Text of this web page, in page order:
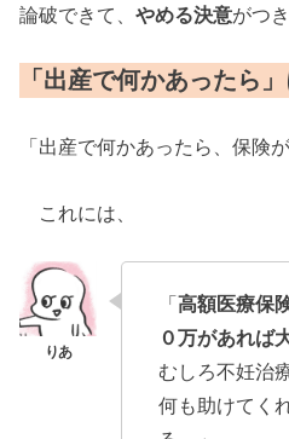
論破できて、やめる決意がつ
「出産で何かあったら
「出産で何かあったら、保険
これには、
「高額医療保
０万があれば
むしろ不妊治
何も助けてく